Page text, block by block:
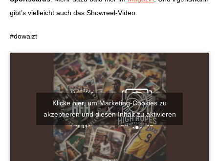
gibt’s vielleicht auch das Showreel-Video.
#dowaizt
Klicke hier, um Marketing-Cookies zu
akzeptieren und diesen Inhalt zu aktivieren